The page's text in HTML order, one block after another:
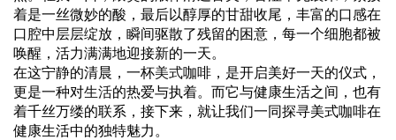
着是一丝微妙的酸，最后以醇厚的甘甜收尾，丰富的口感在
口腔中层层绽放，瞬间驱散了残留的困意，每一个细胞都被
唤醒，活力满满地迎接新的一天。
在这宁静的清晨，一杯美式咖啡，是开启美好一天的仪式，
更是一种对生活的热爱与执着。而它与健康生活之间，也有
着千丝万缕的联系，接下来，就让我们一同探寻美式咖啡在
健康生活中的独特魅力。